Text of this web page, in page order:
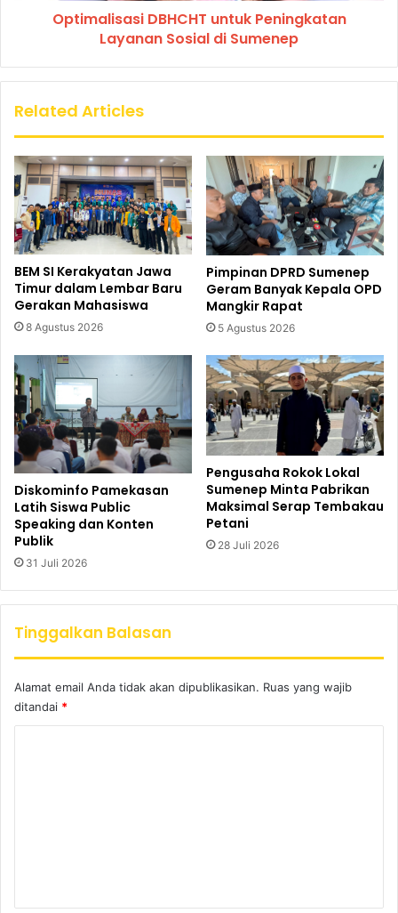
Optimalisasi DBHCHT untuk Peningkatan
Layanan Sosial di Sumenep
Related Articles
BEM SI Kerakyatan Jawa
Timur dalam Lembar Baru
Gerakan Mahasiswa
8 Agustus 2026
Pimpinan DPRD Sumenep
Geram Banyak Kepala OPD
Mangkir Rapat
5 Agustus 2026
Diskominfo Pamekasan
Latih Siswa Public
Speaking dan Konten
Publik
31 Juli 2026
Pengusaha Rokok Lokal
Sumenep Minta Pabrikan
Maksimal Serap Tembakau
Petani
28 Juli 2026
Tinggalkan Balasan
Alamat email Anda tidak akan dipublikasikan. Ruas yang wajib
ditandai *